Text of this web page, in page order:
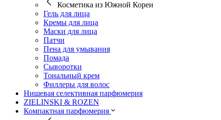
Косметика из Южной Кореи
Гель для лица
Кремы для лица
Маски для лица
Патчи
Пена для умывания
Помада
Сыворотки
Тональный крем
Филлеры для волос
Нишевая селективная парфюмерия
ZIELINSKI & ROZEN
Компактная парфюмерия